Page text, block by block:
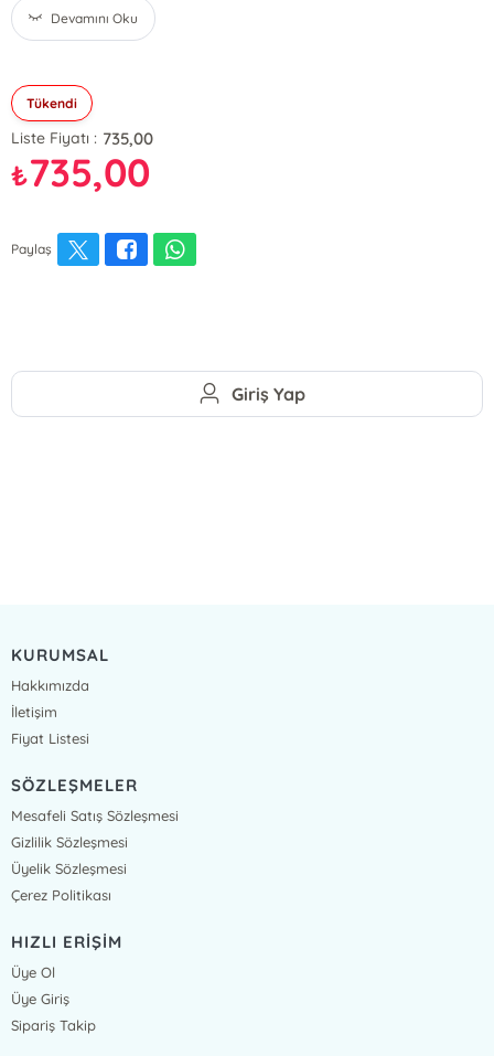
Devamını Oku
Tükendi
Liste Fiyatı : 735,00
₺735,00
Paylaş
Giriş Yap
KURUMSAL
Hakkımızda
İletişim
Fiyat Listesi
SÖZLEŞMELER
Mesafeli Satış Sözleşmesi
Gizlilik Sözleşmesi
Üyelik Sözleşmesi
Çerez Politikası
HIZLI ERİŞİM
Üye Ol
Üye Giriş
Sipariş Takip